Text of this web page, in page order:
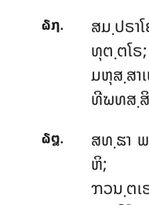
໖໗.
ສມ຺ປຣ
ທຸຕ຺ຕໂຣ;
ມຫຸສ຺ສ
ທີຆທສ຺ສິ
໖໘. ສທ຺ຘາ
ຫິ;
ຠວນ຺ຕ